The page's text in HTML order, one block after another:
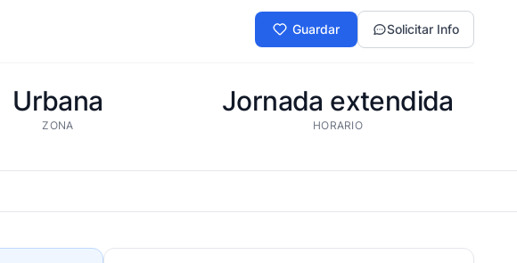
Guardar Solicitar Info
Urbana
ZONA
Jornada extendida
HORARIO